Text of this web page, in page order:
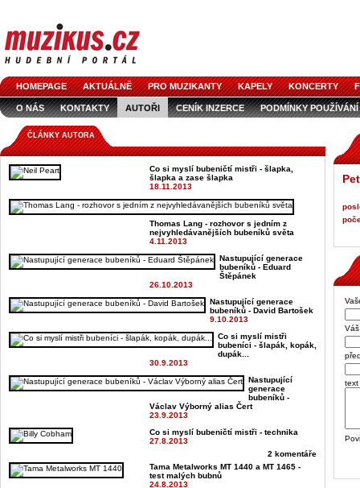
HOMEPAGE AKTUÁLNĚ PRO MUZIKANTY KAPELY KONCERTY
O NÁS KONTAKTY AUTOŘI CENÍK INZERCE PODMÍNKY POUŽÍVÁNÍ
LOGO KE STAŽENÍ
ČLÁNKY AUTORA
Co si myslí bubeničtí mistři - šlapka,
šlapka a zase šlapka
18.11.2013
Thomas Lang - rozhovor s jedním z
nejvyhledávanějších bubeníků světa
4.11.2013
Nastupující generace
bubeníků - Eduard
Štěpánek
26.10.2013
Nastupující generace
bubeníků - David Bartošek
9.10.2013
Co si myslí mistři
bubeníci - šlapák, kopák,
dupák...
30.9.2013
Nastupující
generace
bubeníků -
Václav Výborný alias Čert
23.9.2013
Co si myslí bubeničtí mistři - technika
27.8.2013
2 komentáře
Tama Metalworks MT 1440 a MT 1465 -
test malých bubnů
24.8.2013
text